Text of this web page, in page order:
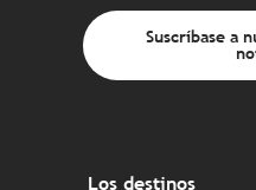
Suscríbase a
Los destinos